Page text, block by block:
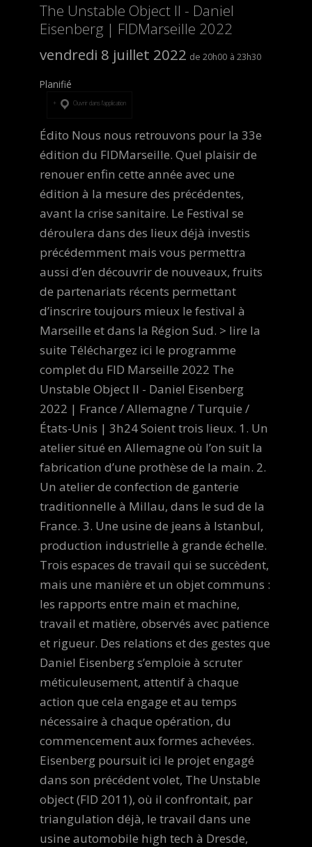
The Unstable Object II - Daniel
Eisenberg | FIDMarseille 2022
vendredi 8 juillet 2022
20h00 23h30
Planifié
Ouvrir dans l’application
Édito Nous nous retrouvons pour la 33e
édition du FIDMarseille. Quel plaisir de
renouer enfin cette année avec une
édition à la mesure des précédentes,
avant la crise sanitaire. Le Festival se
déroulera dans des lieux déjà investis
précédemment mais vous permettra
aussi d’en découvrir de nouveaux, fruits
de partenariats récents permettant
d’inscrire toujours mieux le festival à
Marseille et dans la Région Sud. > lire la
suite Téléchargez ici le programme
complet du FID Marseille 2022 The
Unstable Object II - Daniel Eisenberg
2022 | France / Allemagne / Turquie /
États-Unis | 3h24 Soient trois lieux. 1. Un
atelier situé en Allemagne où l’on suit la
fabrication d’une prothèse de la main. 2.
Un atelier de confection de ganterie
traditionnelle à Millau, dans le sud de la
France. 3. Une usine de jeans à Istanbul,
production industrielle à grande échelle.
Trois espaces de travail qui se succèdent,
mais une manière et un objet communs :
les rapports entre main et machine,
travail et matière, observés avec patience
et rigueur. Des relations et des gestes que
Daniel Eisenberg s’emploie à scruter
méticuleusement, attentif à chaque
action que cela engage et au temps
nécessaire à chaque opération, du
commencement aux formes achevées.
Eisenberg poursuit ici le projet engagé
dans son précédent volet, The Unstable
object (FID 2011), où il confrontait, par
triangulation déjà, le travail dans une
usine automobile high tech à Dresde,